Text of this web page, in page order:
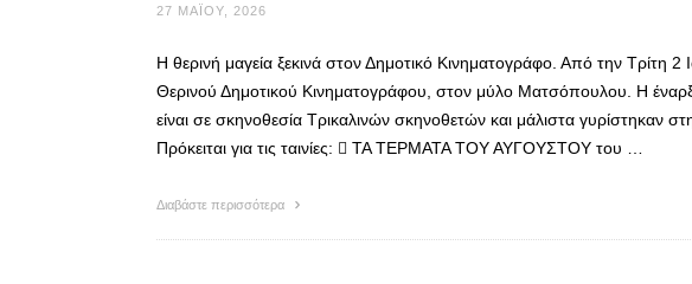
27 ΜΑΪ́ΟΥ, 2026
Η θερινή μαγεία ξεκινά στον Δημοτικό Κινηματογράφο. Από την Τρίτη 2
Θερινού Δημοτικού Κινηματογράφου, στον μύλο Ματσόπουλου. Η
είναι σε σκηνοθεσία Τρικαλινών σκηνοθετών και μάλιστα γυρίστηκαν
Πρόκειται για τις ταινίες:  ΤΑ ΤΕΡΜΑΤΑ ΤΟΥ ΑΥΓΟΥΣΤΟΥ του …
Διαβάστε περισσότερα